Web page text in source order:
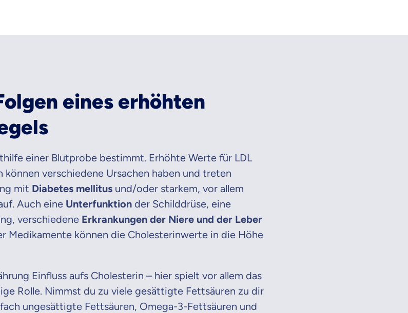
eines erhöhten
einer Blutprobe bestimmt. Erhöhte Werte für LDL
verschiedene Ursachen haben und treten
mit Diabetes mellitus und/oder starkem, vor allem
Auch eine Unterfunktion der Schilddrüse, eine
verschiedene Erkrankungen der Niere und der Leber
Medikamente können die Cholesterinwerte in die Höhe
Einfluss aufs Cholesterin – hier spielt vor allem das
Rolle. Nimmst du zu viele gesättigte Fettsäuren zu dir
ungesättigte Fettsäuren, Omega-3-Fettsäuren und